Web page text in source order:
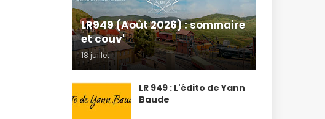
LR949 (Août 2026) : sommaire
et couv'
18 juillet
LR 949 : L'édito de Yann
Baude